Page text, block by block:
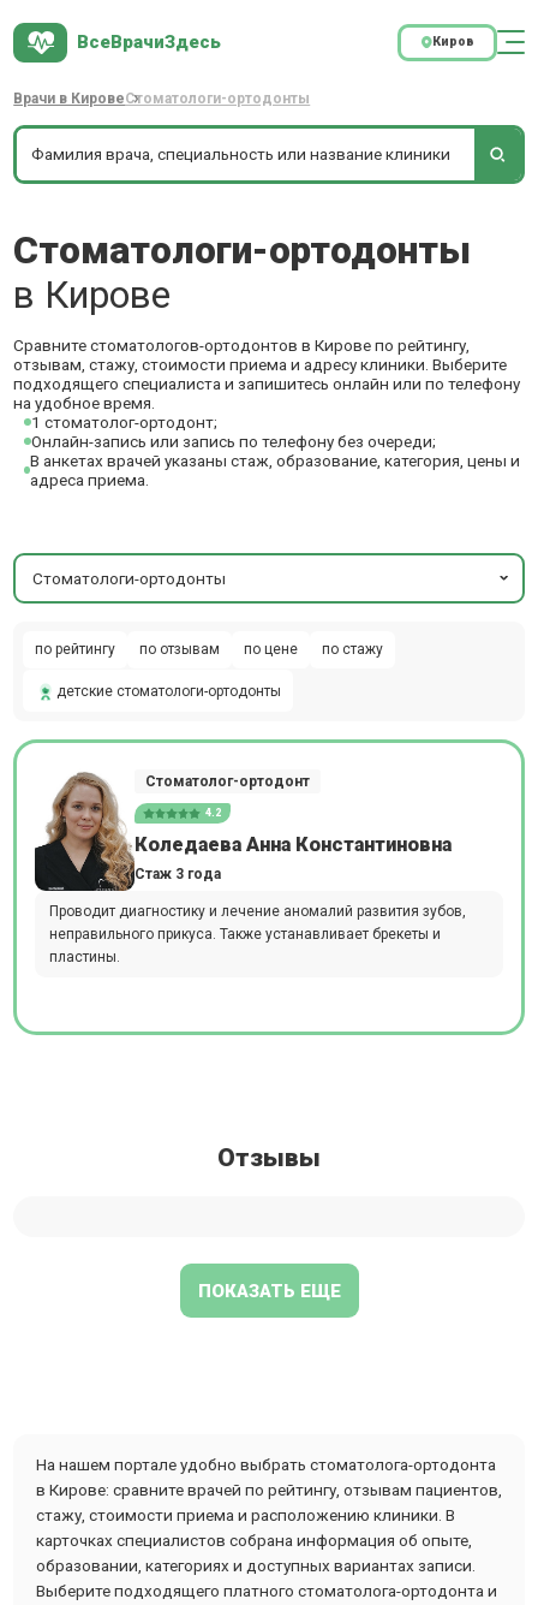
ВсеВрачиЗдесь Киров
Врачи в КировеСтоматологи-ортодонты
Стоматологи-ортодонты
в Кирове
Сравните стоматологов-ортодонтов в Кирове по рейтингу,
отзывам, стажу, стоимости приема и адресу клиники. Выберите
подходящего специалиста и запишитесь онлайн или по телефону
на удобное время.
1 стоматолог-ортодонт;
Онлайн-запись или запись по телефону без очереди;
В анкетах врачей указаны стаж, образование, категория, цены и
адреса приема.
Стоматологи-ортодонты
по рейтингу по отзывам по цене по стажу
детские стоматологи-ортодонты
Стоматолог-ортодонт
4.2
Коледаева Анна Константиновна
Стаж 3 года
Проводит диагностику и лечение аномалий развития зубов,
неправильного прикуса. Также устанавливает брекеты и
пластины.
Отзывы
ПОКАЗАТЬ ЕЩЕ
На нашем портале удобно выбрать стоматолога-ортодонта
в Кирове: сравните врачей по рейтингу, отзывам пациентов,
стажу, стоимости приема и расположению клиники. В
карточках специалистов собрана информация об опыте,
образовании, категориях и доступных вариантах записи.
Выберите подходящего платного стоматолога-ортодонта и